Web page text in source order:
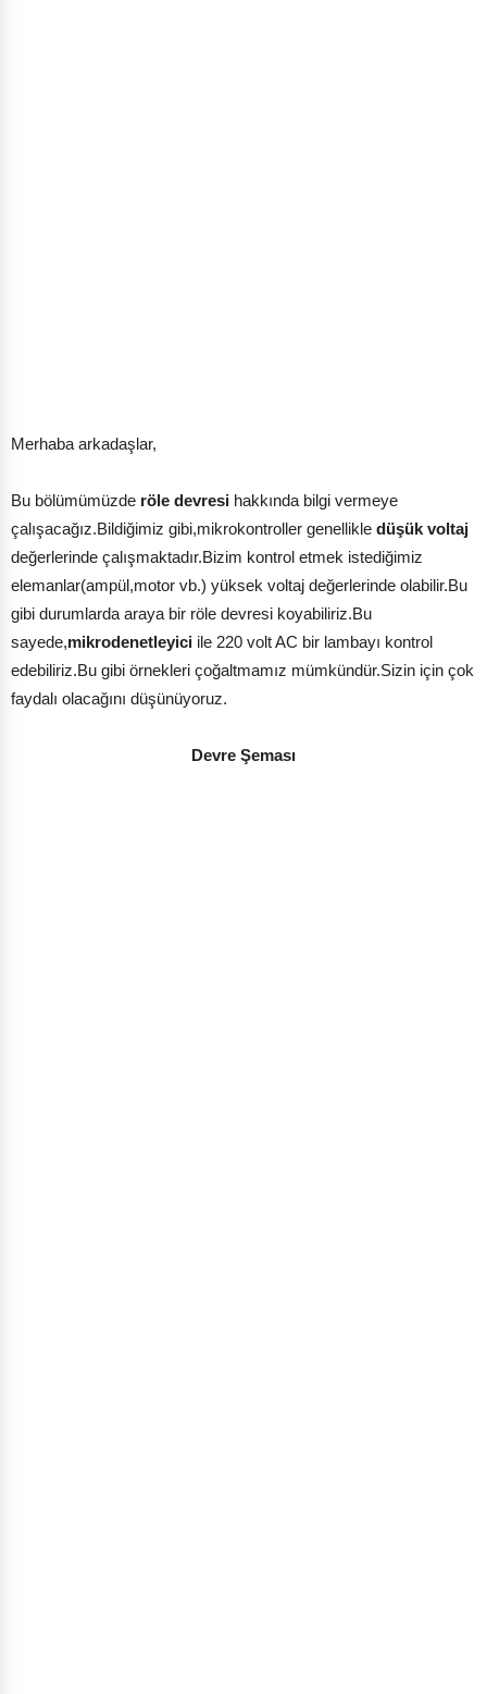
Merhaba arkadaşlar,
Bu bölümümüzde röle devresi hakkında bilgi vermeye
çalışacağız.Bildiğimiz gibi,mikrokontroller genellikle düşük voltaj
değerlerinde çalışmaktadır.Bizim kontrol etmek istediğimiz
elemanlar(ampül,motor vb.) yüksek voltaj değerlerinde olabilir.Bu
gibi durumlarda araya bir röle devresi koyabiliriz.Bu
sayede,mikrodenetleyici ile 220 volt AC bir lambayı kontrol
edebiliriz.Bu gibi örnekleri çoğaltmamız mümkündür.Sizin için çok
faydalı olacağını düşünüyoruz.
Devre Şeması